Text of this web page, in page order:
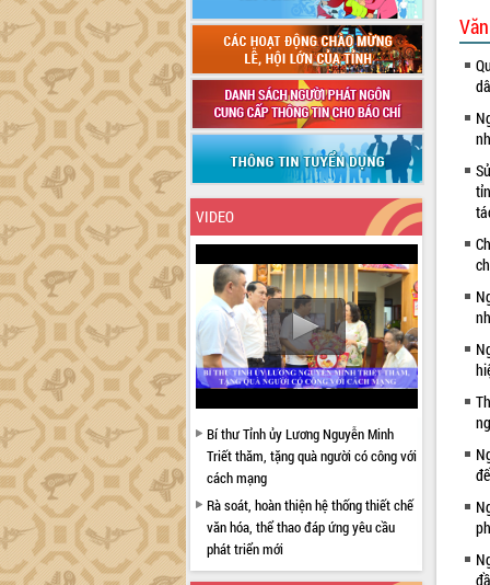
VIDEO
Bí thư Tỉnh ủy Lương Nguyễn Minh
Triết thăm, tặng quà người có công với
cách mạng
Rà soát, hoàn thiện hệ thống thiết chế
văn hóa, thể thao đáp ứng yêu cầu
phát triển mới
Thường trực HĐND tỉnh Đắk Lắk gặp